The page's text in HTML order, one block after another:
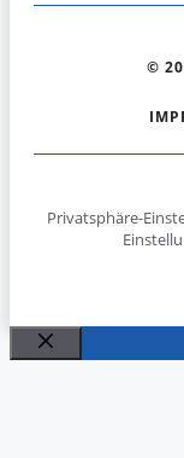
©
Privatsphäre-
Schließen